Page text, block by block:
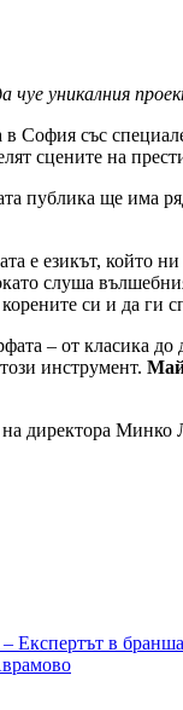
уникалния
София със
сцените на
публика ще има
е езикът, който
слуша
си и да ги
– от класика до
инструмент.
на директора Минко
в